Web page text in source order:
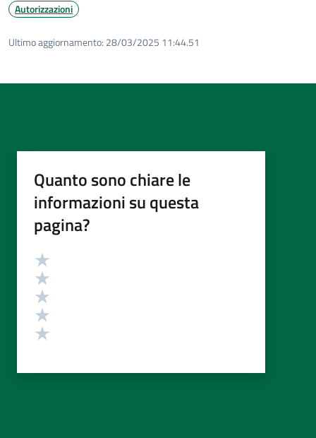
Autorizzazioni
Ultimo aggiornamento: 28/03/2025 11:44.51
Quanto sono chiare le
informazioni su questa
pagina?
Valutazione